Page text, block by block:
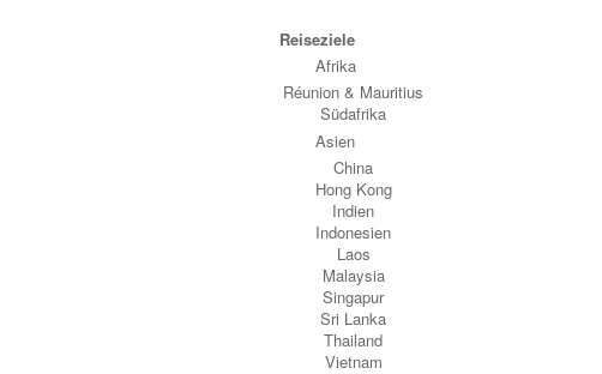
Reiseziele
Afrika
Réunion & Mauritius
Südafrika
Asien
China
Hong Kong
Indien
Indonesien
Laos
Malaysia
Singapur
Sri Lanka
Thailand
Vietnam